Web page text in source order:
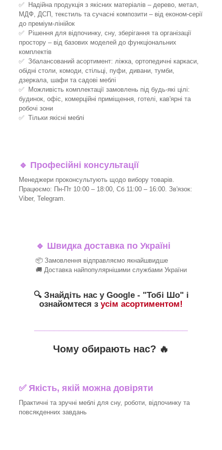
✅ Надійна продукція з якісних матеріалів – дерево, метал,
МДФ, ДСП, текстиль та сучасні композити – від економ-серії
до преміум-лінійок
✅ Рішення для відпочинку, сну, зберігання та організації
простору – від базових моделей до функціональних
комплектів
✅ Збалансований асортимент: ліжка, ортопедичні каркаси,
обідні столи, комоди, стільці, пуфи, дивани, тумби,
дзеркала, шафи та садові меблі
✅ Можливість комплектації замовлень під будь-які цілі:
будинок, офіс, комерційні приміщення, готелі, кав'ярні та
робочі зони
✅ Тільки якісні меблі
🔹 Професійні консультації
Менеджери проконсультують щодо вибору товарів.
Працюємо: Пн-Пт 10:00 – 18:00, Сб 11:00 – 16:00. Зв'язок:
Viber, Telegram.
🔹 Швидка доставка по Україні
📦 Замовлення відправляємо якнайшвидше
🚚 Доставка найпопулярнішими службами України
🔍 Знайдіть нас у Google - "Тобі Шо" і
ознайомтеся з усім асортиментом!
Чому обирають нас? 🔥
✅ Якість, якій можна довіряти
Практичні та зручні меблі для сну, роботи, відпочинку та
повсякденних завдань